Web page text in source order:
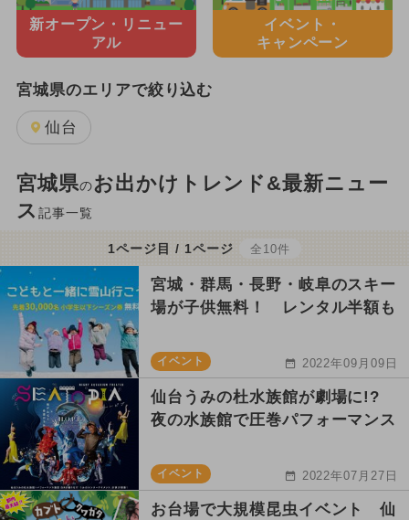
新オープン・ リニュー
アル
イベント・
キャンペーン
宮城県のエリアで絞り込む
仙台
宮城県のお出かけトレンド&最新ニュー
ス 記事一覧
1ページ目 / 1ページ 全10件
宮城・群馬・長野・岐阜のスキー
場が子供無料！ レンタル半額も
イベント 2022年09月09日
仙台うみの杜水族館が劇場に!?
夜の水族館で圧巻パフォーマンス
イベント 2022年07月27日
お台場で大規模昆虫イベント 仙